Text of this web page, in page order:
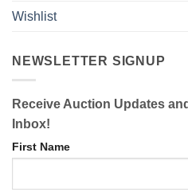
Wishlist
NEWSLETTER SIGNUP
Receive Auction Updates
Inbox!
First Name